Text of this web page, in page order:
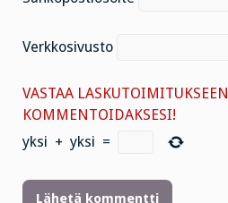
Verkkosivusto
VASTAA LASKUTOIMITUKSEEN
KOMMENTOIDAKSESI!
yksi + yksi =